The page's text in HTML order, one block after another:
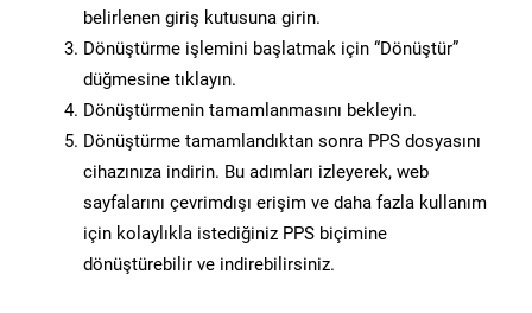
belirlenen giriş kutusuna girin.
Dönüştürme işlemini başlatmak için “Dönüştür”
düğmesine tıklayın.
Dönüştürmenin tamamlanmasını bekleyin.
Dönüştürme tamamlandıktan sonra PPS dosyasını
cihazınıza indirin. Bu adımları izleyerek, web
sayfalarını çevrimdışı erişim ve daha fazla kullanım
için kolaylıkla istediğiniz PPS biçimine
dönüştürebilir ve indirebilirsiniz.